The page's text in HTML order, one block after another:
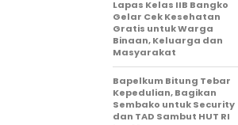
Lapas Kelas IIB Bangko
Gelar Cek Kesehatan
Gratis untuk Warga
Binaan, Keluarga dan
Masyarakat
Bapelkum Bitung Tebar
Kepedulian, Bagikan
Sembako untuk Security
dan TAD Sambut HUT RI